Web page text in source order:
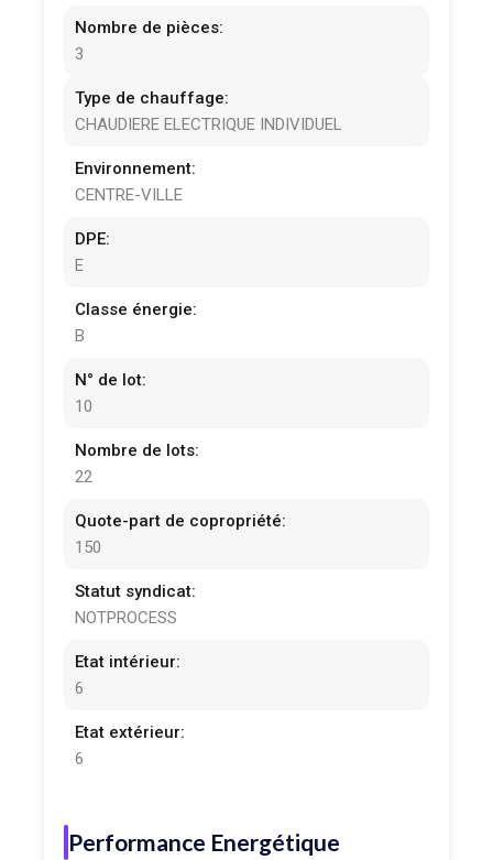
Nombre de pièces:
3
Type de chauffage:
CHAUDIERE ELECTRIQUE INDIVIDUEL
Environnement:
CENTRE-VILLE
DPE:
E
Classe énergie:
B
N° de lot:
10
Nombre de lots:
22
Quote-part de copropriété:
150
Statut syndicat:
NOTPROCESS
Etat intérieur:
6
Etat extérieur:
6
Performance Energétique